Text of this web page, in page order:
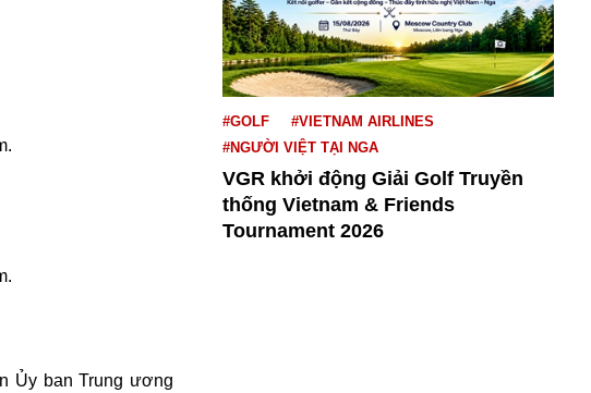
Ủy ban Trung ương
#GOLF
#VIETNAM AIRLINES
#NGƯỜI VIỆT TẠI NGA
VGR khởi động Giải Golf Truyền
thống Vietnam & Friends
Tournament 2026